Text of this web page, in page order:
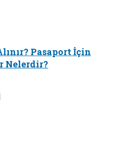
Pasaport İçin
Nelerdir?